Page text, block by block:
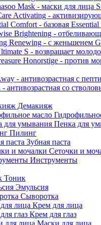
Демакияж
Пенка для
Пилинг
Зубная паста
Сеточки и
Инструменты
Тоник
Эмульсия
Сыворотка
Крем для лица
Крем для глаз
Маски для лица